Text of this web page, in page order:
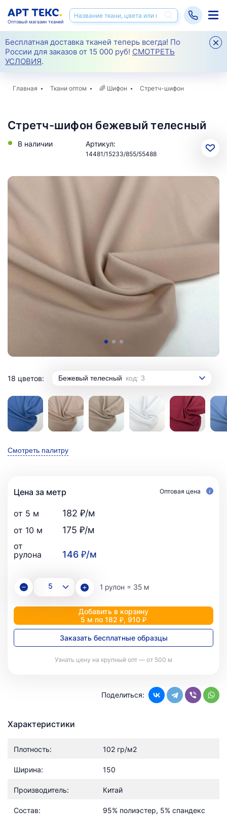
Бесплатная доставка тканей теперь всегда! По
России для заказов от 15 000 руб! СМОТРЕТЬ
УСЛОВИЯ.
Оптовый магазин тканей
Главная Ткани оптом 🌈 Шифон Стретч-шифон
Стретч-шифон бежевый телесный
В наличии Артикул:
14481/15233/855/55488
18 цветов: Бежевый телесный код: 3
Смотреть палитру
Цена за метр Оптовая цена
от 5 м 182 ₽/м
от 10 м 175 ₽/м
от
рулона
146 ₽/м
1 рулон = 35 м
Добавить в корзину
5 м по 182 ₽, 910 ₽
Заказать бесплатные образцы
Узнать цену на крупный опт — от 500 м
Поделиться:
Характеристики
Плотность: 102 гр/м2
Ширина: 150
Производитель: Китай
Состав: 95% полиэстер, 5% спандекс